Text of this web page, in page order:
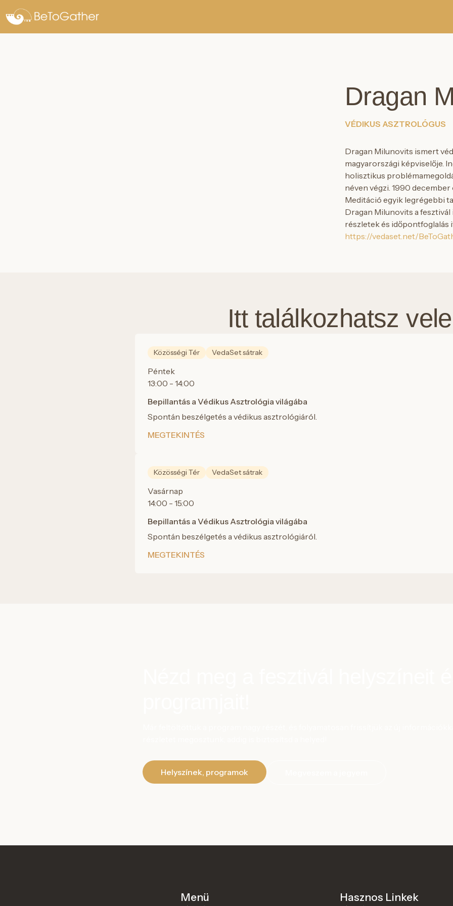
Dragan
VÉDIKUS ASZTROLÓGUS
Dragan Milunovits ismert
magyarországi képviselője.
holisztikus
néven végzi. 1990
Meditáció egyik legrégebbi
Dragan Milunovits a
részletek és időpontfoglalás
https://vedaset.net/
Itt találkozhatsz vele
Közösségi Tér VedaSet sátrak
Péntek
13:00 - 14:00
Bepillantás a Védikus Asztrológia világába
Spontán beszélgetés a védikus asztrológiáról.
MEGTEKINTÉS
Közösségi Tér VedaSet sátrak
Vasárnap
14:00 - 15:00
Bepillantás a Védikus Asztrológia világába
Spontán beszélgetés a védikus asztrológiáról.
MEGTEKINTÉS
Helyszínek, programok
Menü Hasznos Linkek